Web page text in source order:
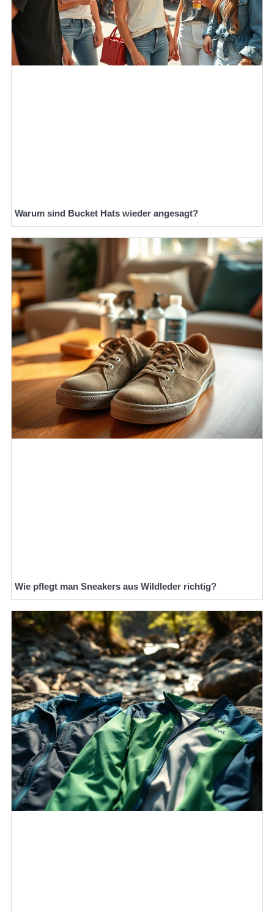
Warum sind Bucket Hats wieder angesagt?
Wie pflegt man Sneakers aus Wildleder richtig?